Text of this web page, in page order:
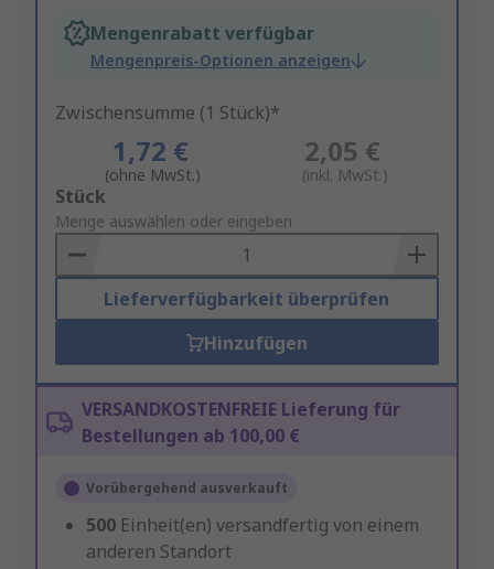
Mengenrabatt verfügbar
Mengenpreis-Optionen anzeigen
Zwischensumme (1 Stück)*
1,72 €
(ohne MwSt.)
2,05 €
(inkl. MwSt.)
Add
to
Basket
Stück
Menge auswählen oder eingeben
Lieferverfügbarkeit überprüfen
Hinzufügen
VERSANDKOSTENFREIE Lieferung für
Bestellungen ab 100,00 €
Vorübergehend ausverkauft
500 Einheit(en) versandfertig von einem
anderen Standort